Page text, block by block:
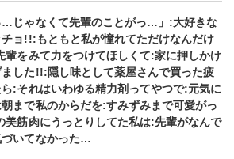
…じゃなくて先輩のことがっ…」:大好きな
チョ!!:もともと私が憧れてただけなんだけ
輩をみて力をつけてほしくて:家に押しかけ
した!!:隠し味として薬屋さんで買った疲
:それはいわゆる精力剤ってやつで:元気に
まで私のからだを:すみずみまで可愛がっ
筋肉にうっとりしてた私は:先輩がなんで
づいてなかった…